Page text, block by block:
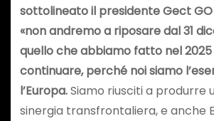
sottolineato il presidente Gect GO
«non andremo a riposare dal 31
quello che abbiamo fatto nel
continuare, perché noi siamo
l’Europa.Siamo riusciti a produrre
sinergia transfrontaliera, e anche